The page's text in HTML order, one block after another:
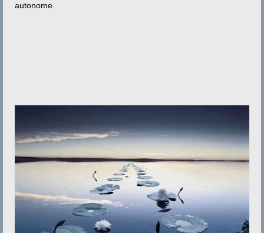
autonome.